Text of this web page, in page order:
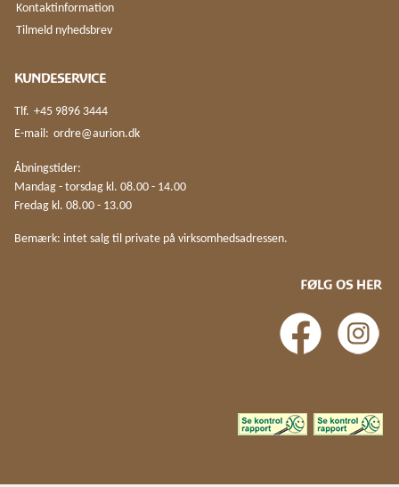
Kontaktinformation
Tilmeld nyhedsbrev
KUNDESERVICE
Tlf. +45 9896 3444
E-mail: ordre@aurion.dk
Åbningstider:
Mandag - torsdag kl. 08.00 - 14.00
Fredag kl. 08.00 - 13.00
Bemærk: intet salg til private på virksomhedsadressen.
FØLG OS HER